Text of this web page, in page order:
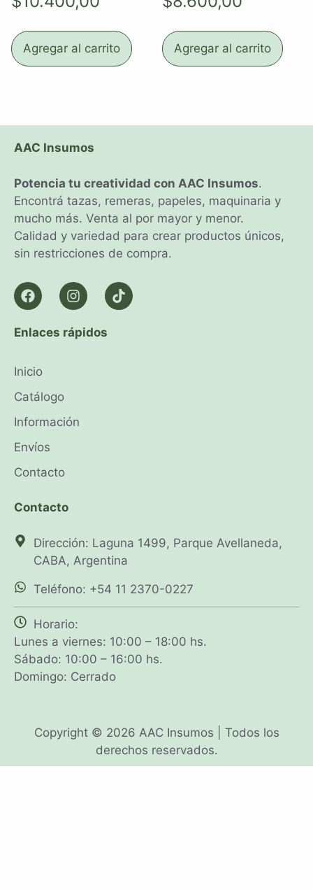
Agregar al carrito Agregar al carrito
AAC Insumos
Potencia tu creatividad con AAC Insumos.
Encontrá tazas, remeras, papeles, maquinaria y
mucho más. Venta al por mayor y menor.
Calidad y variedad para crear productos únicos,
sin restricciones de compra.
Enlaces rápidos
Inicio
Catálogo
Información
Envíos
Contacto
Contacto
Dirección: Laguna 1499, Parque Avellaneda,
CABA, Argentina
Teléfono: +54 11 2370-0227
Horario:
Lunes a viernes: 10:00 – 18:00 hs.
Sábado: 10:00 – 16:00 hs.
Domingo: Cerrado
Copyright © 2026 AAC Insumos | Todos los
derechos reservados.